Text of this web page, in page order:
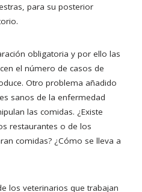
para su posterior
obligatoria y por ello las
el número de casos de
Otro problema añadido
sanos de la enfermedad
las comidas. ¿Existe
restaurantes o de los
comidas? ¿Cómo se lleva a
los veterinarios que trabajan